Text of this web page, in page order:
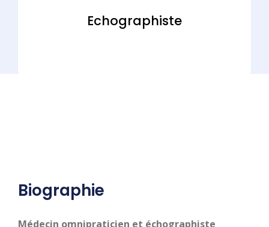
Echographiste
Biographie
Médecin omnipraticien et échographiste